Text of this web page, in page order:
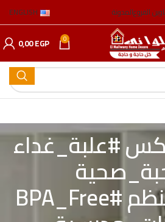
الفروعالمدونة ENGLISH
0
0,00EGP
#علبة_غداء
#طعام_منظم #BPA_Free